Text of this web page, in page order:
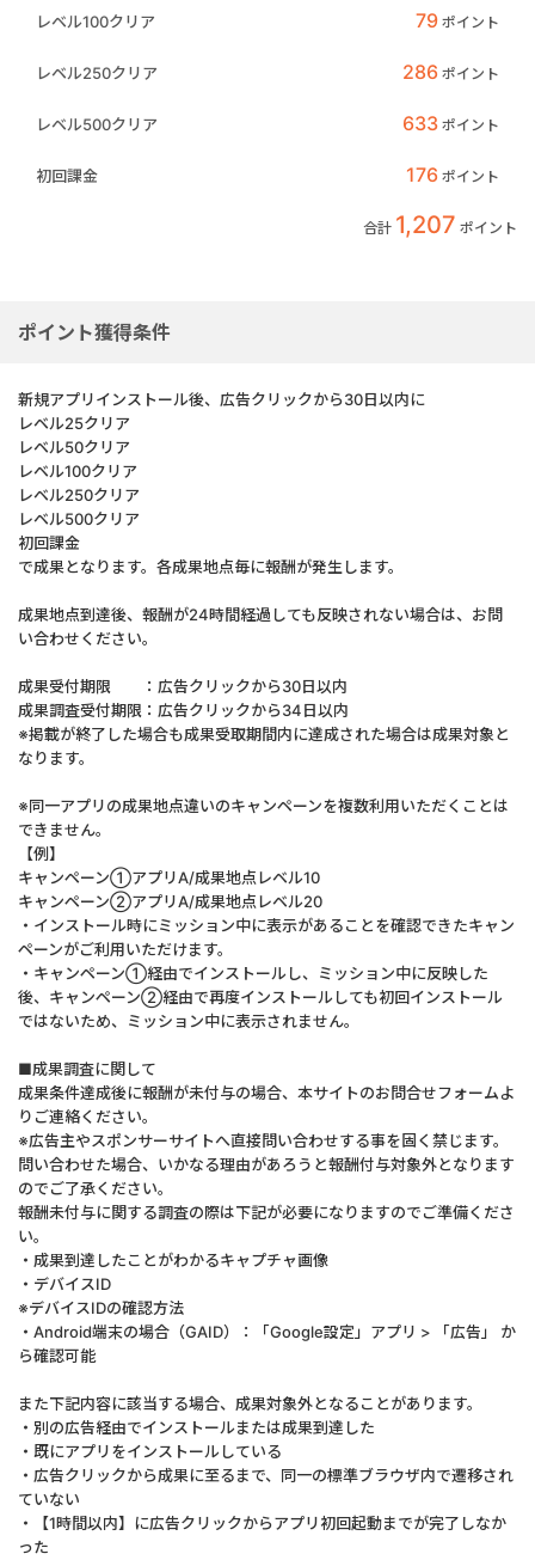
レベル100クリア 79 ポイント
レベル250クリア 286 ポイント
レベル500クリア 633 ポイント
初回課金 176 ポイント
合計 1,207 ポイント
ポイント獲得条件
新規アプリインストール後、広告クリックから30日以内に
レベル25クリア
レベル50クリア
レベル100クリア
レベル250クリア
レベル500クリア
初回課金
で成果となります。各成果地点毎に報酬が発生します。
成果地点到達後、報酬が24時間経過しても反映されない場合は、お問
い合わせください。
成果受付期限 ：広告クリックから30日以内
成果調査受付期限：広告クリックから34日以内
※掲載が終了した場合も成果受取期間内に達成された場合は成果対象と
なります。
※同一アプリの成果地点違いのキャンペーンを複数利用いただくことは
できません。
【例】
キャンペーン①アプリA/成果地点レベル10
キャンペーン②アプリA/成果地点レベル20
・インストール時にミッション中に表示があることを確認できたキャン
ペーンがご利用いただけます。
・キャンペーン①経由でインストールし、ミッション中に反映した
後、キャンペーン②経由で再度インストールしても初回インストール
ではないため、ミッション中に表示されません。
■成果調査に関して
成果条件達成後に報酬が未付与の場合、本サイトのお問合せフォームよ
りご連絡ください。
※広告主やスポンサーサイトへ直接問い合わせする事を固く禁じます。
問い合わせた場合、いかなる理由があろうと報酬付与対象外となります
のでご了承ください。
報酬未付与に関する調査の際は下記が必要になりますのでご準備くださ
い。
・成果到達したことがわかるキャプチャ画像
・デバイスID
※デバイスIDの確認方法
・Android端末の場合（GAID）：「Google設定」アプリ > 「広告」 か
ら確認可能
また下記内容に該当する場合、成果対象外となることがあります。
・別の広告経由でインストールまたは成果到達した
・既にアプリをインストールしている
・広告クリックから成果に至るまで、同一の標準ブラウザ内で遷移され
ていない
・【1時間以内】に広告クリックからアプリ初回起動までが完了しなか
った